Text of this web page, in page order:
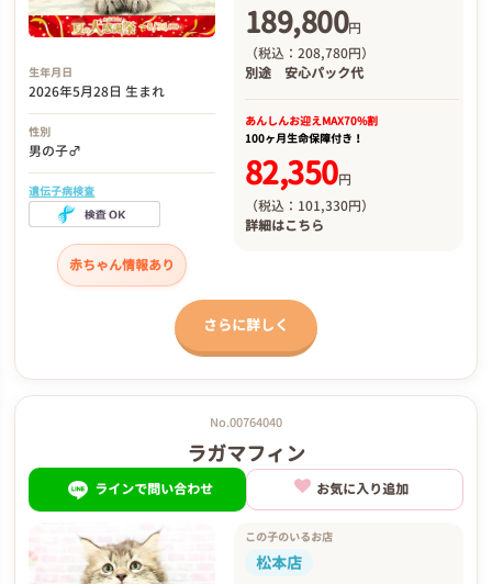
生年月日
2026年5月28日 生まれ
性別
男の子♂
遺伝子病検査
赤ちゃん情報あり
189,800円
（税込：208,780円）
別途 安心パック代
あんしんお迎えMAX70%割
100ヶ月生命保障付き！
82,350円
（税込：101,330円）
詳細はこちら
さらに詳しく
No.00764040
ラガマフィン
ラインで問い合わせ お気に入り追加
この子のいるお店
松本店